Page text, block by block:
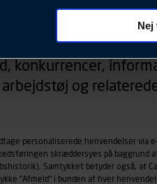
hvad der klikkes på, sider/
(computer, smartphone mv.)
sig på. Til dette formål
af vores platforme
browsertype,
der anvendes.
Nej
konkurrencer,
arbejdstøj og
personaliserede henvendelser via
skræddersyes på
Samtykket betyder også, at
"Afmeld" i bunden af hver